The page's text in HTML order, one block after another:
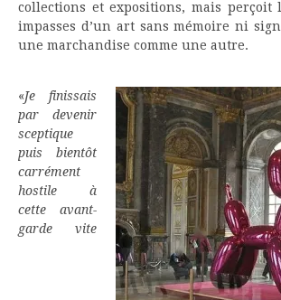
collections et expositions, mais perçoit
impasses d’un art sans mémoire ni
une marchandise comme une autre.
«Je finissais
par devenir
sceptique
puis bientôt
carrément
hostile à
cette avant-
garde vite